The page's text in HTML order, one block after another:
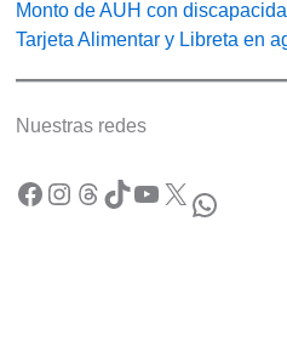
Monto de AUH con
Tarjeta Alimentar y Libreta en
Nuestras redes
Facebook Instagram Threads TikTok YouTube X WhatsApp